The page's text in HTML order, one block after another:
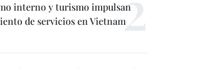
interno y turismo impulsan
de servicios en Vietnam